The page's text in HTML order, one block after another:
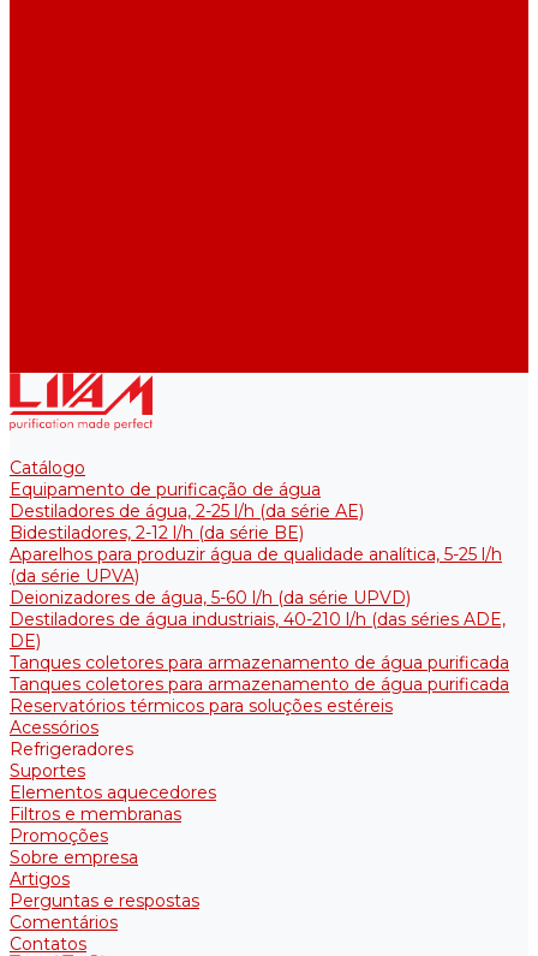
Catálogo
Equipamento de purificação de água
Destiladores de água, 2-25 l/h (da série АE)
Bidestiladores, 2-12 l/h (da série BE)
Aparelhos para produzir água de qualidade analítica, 5-25 l/h
(da série UPVA)
Deionizadores de água, 5-60 l/h (da série UPVD)
Destiladores de água industriais, 40-210 l/h (das séries ADE,
DE)
Tanques coletores para armazenamento de água purificada
Tanques coletores para armazenamento de água purificada
Reservatórios térmicos para soluções estéreis
Acessórios
Refrigeradores
Suportes
Elementos aquecedores
Filtros e membranas
Promoções
Sobre empresa
Artigos
Perguntas e respostas
Comentários
Contatos